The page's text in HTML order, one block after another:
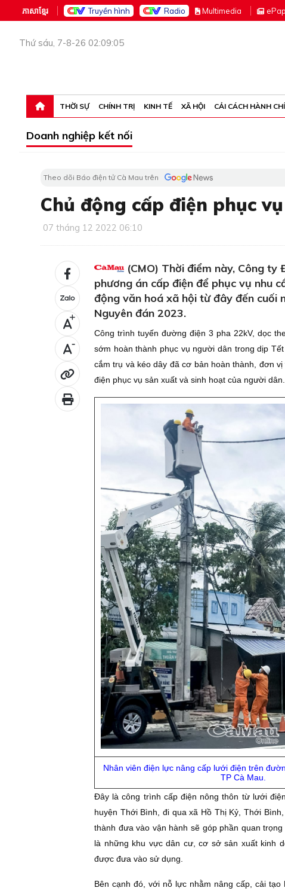
ភាសាខ្មែរ Truyền hình Radio Multimedia eP
Thứ sáu, 7-8-26 02:09:05
THỜI SỰ CHÍNH TRỊ KINH TẾ XÃ HỘI CẢI CÁCH HÀNH
Doanh nghiệp kết nối
Theo dõi Báo điện tử Cà Mau trên
Chủ động cấp điện phục
07 tháng 12 2022 06:10
+
-
(CMO) Thời điểm này, Công ty
phương án cấp điện để phục vụ nhu
động văn hoá xã hội từ đây đến cuối
Nguyên đán 2023.
Công trình tuyến đường điện 3 pha 22kV, dọc
sớm hoàn thành phục vụ người dân trong dịp
cắm trụ và kéo dây đã cơ bản hoàn thành, đơn
điện phục vụ sản xuất và sinh hoạt của người dân.
Nhân viên điện lực nâng cấp lưới điện trên
TP Cà Mau.
Ðây là công trình cấp điện nông thôn từ lưới
huyện Thới Bình, đi qua xã Hồ Thị Kỷ, Thới
thành đưa vào vận hành sẽ góp phần quan
là những khu vực dân cư, cơ sở sản xuất kinh
được đưa vào sử dụng.
Bên cạnh đó, với nỗ lực nhằm nâng cấp, cải